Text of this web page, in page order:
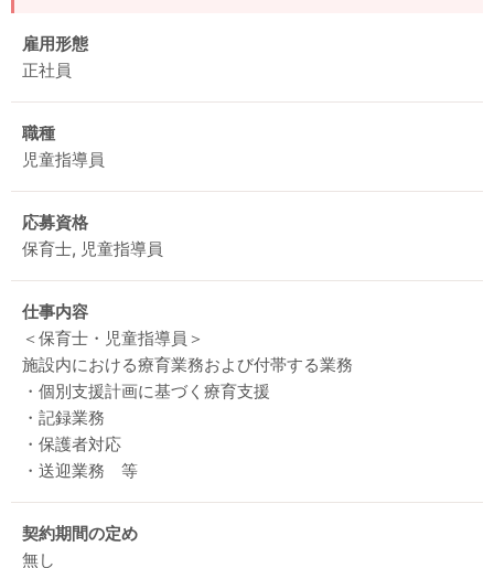
雇用形態
正社員
職種
児童指導員
応募資格
保育士, 児童指導員
仕事内容
＜保育士・児童指導員＞
施設内における療育業務および付帯する業務
・個別支援計画に基づく療育支援
・記録業務
・保護者対応
・送迎業務 等
契約期間の定め
無し